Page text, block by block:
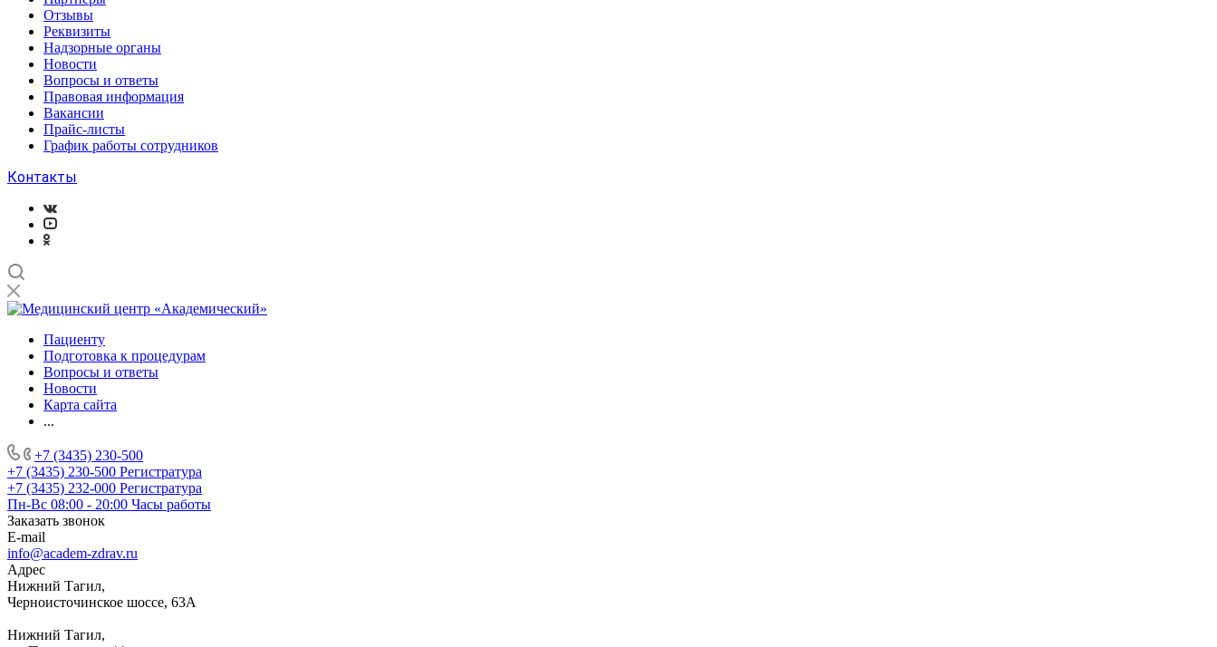
Отзывы
Реквизиты
Надзорные органы
Новости
Вопросы и ответы
Правовая информация
Вакансии
Прайс-листы
График работы сотрудников
Контакты
Пациенту
Подготовка к процедурам
Вопросы и ответы
Новости
Карта сайта
...
+7 (3435) 230-500
+7 (3435) 230-500 Регистратура
+7 (3435) 232-000 Регистратура
Пн-Вс 08:00 - 20:00 Часы работы
Заказать звонок
E-mail
info@academ-zdrav.ru
Адрес
Нижний Тагил,
Черноисточинское шоссе, 63А
Нижний Тагил,